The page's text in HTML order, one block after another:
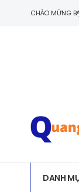
CHÀO MỪNG
DANH